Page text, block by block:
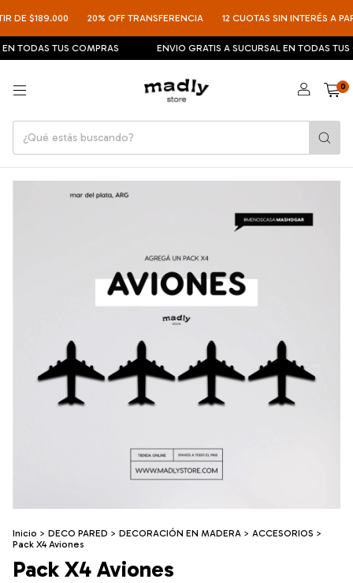
DE $189.000 20% OFF TRANSFERENCIA 12 CUOTAS SIN INTERÉS A
TODAS TUS COMPRAS ENVIO GRATIS A SUCURSAL EN TODAS TUS
0
Inicio > DECO PARED > DECORACIÓN EN MADERA > ACCESORIOS >
Pack X4 Aviones
Pack X4 Aviones